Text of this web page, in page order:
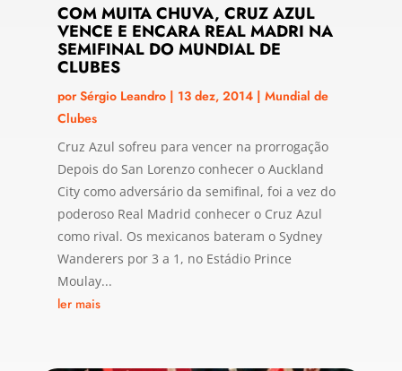
COM MUITA CHUVA, CRUZ AZUL
VENCE E ENCARA REAL MADRI NA
SEMIFINAL DO MUNDIAL DE
CLUBES
porSérgio Leandro| 13 dez, 2014| Mundial de
Clubes
Cruz Azul sofreu para vencer na prorrogação
Depois do San Lorenzo conhecer o Auckland
City como adversário da semifinal, foi a vez do
poderoso Real Madrid conhecer o Cruz Azul
como rival. Os mexicanos bateram o Sydney
Wanderers por 3 a 1, no Estádio Prince
Moulay...
ler mais